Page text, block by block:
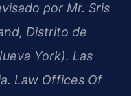
por Mr. Sris
Distrito de
York). Las
Law Offices Of